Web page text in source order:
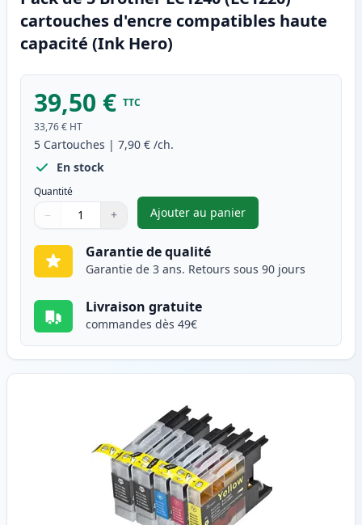
cartouches d'encre compatibles haute
capacité (Ink Hero)
39,50 € TTC
33,76 € HT
5 Cartouches | 7,90 € /ch.
En stock
Quantité
Quantité
Utilisez les boutons pour ajuster
− +
Quantité
Ajouter au panier
,Pack de 5 Brother LC1240
Garantie de qualité
Garantie de 3 ans. Retours sous 90 jours
Livraison gratuite
commandes dès 49€